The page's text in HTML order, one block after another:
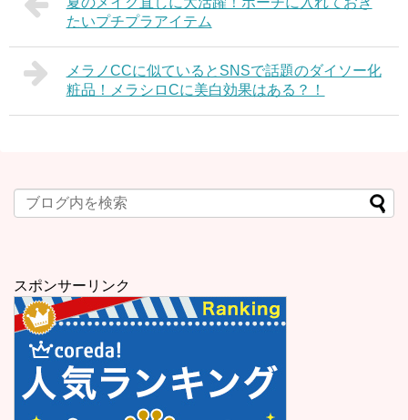
たいプチプラアイテム
メラノCCに似ているとSNSで話題のダイソー化
粧品！メラシロCに美白効果はある？！
スポンサーリンク